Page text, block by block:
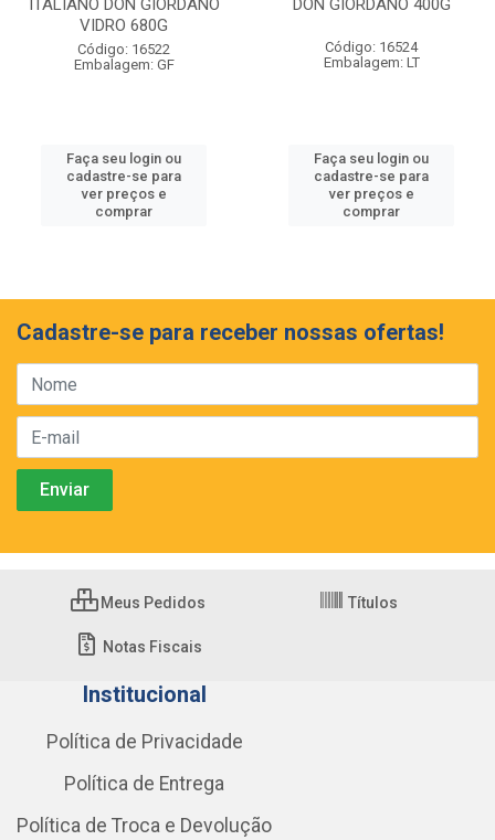
ITALIANO DON GIORDANO
VIDRO 680G
Código: 16522
Embalagem: GF
Faça seu login ou
cadastre-se para
ver preços e
comprar
DON GIORDANO 400G
Código: 16524
Embalagem: LT
Faça seu login ou
cadastre-se para
ver preços e
comprar
Cadastre-se para receber nossas ofertas!
Meus Pedidos Títulos
Notas Fiscais
Institucional
Política de Privacidade
Política de Entrega
Política de Troca e Devolução